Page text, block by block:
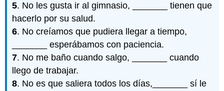
5. No les gusta ir al gimnasio, _______ tienen que
hacerlo por su salud.
6. No creíamos que pudiera llegar a tiempo,
_______ esperábamos con paciencia.
7. No me baño cuando salgo, _______ cuando
llego de trabajar.
8. No es que saliera todos los días,_______ sí le